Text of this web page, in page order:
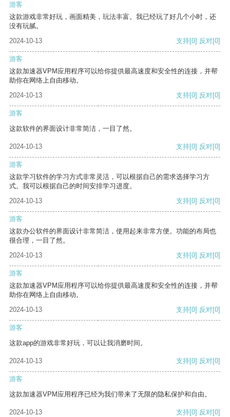
游客
这款游戏非常好玩，画面精美，玩法丰富。我已经玩了好几个小时，还
没有玩腻。
2024-10-13
支持[0] 反对[0]
游客
这款加速器VPM应用程序可以给你提供最高速度和安全性的连接，并帮
助你在网络上自由移动。
2024-10-13
支持[0] 反对[0]
游客
这款软件的界面设计非常简洁，一目了然。
2024-10-13 支持[0] 反对[0]
游客
这款学习软件的学习方式非常灵活，可以根据自己的需求选择学习方
式。我可以根据自己的时间安排学习进度。
2024-10-13
支持[0] 反对[0]
游客
这款办公软件的界面设计非常简洁，使用起来非常方便。功能的布局也
很合理，一目了然。
2024-10-13
支持[0] 反对[0]
游客
这款加速器VPM应用程序可以给你提供最高速度和安全性的连接，并帮
助你在网络上自由移动。
2024-10-13
支持[0] 反对[0]
游客
这款app的游戏非常好玩，可以让我消磨时间。
2024-10-13 支持[0] 反对[0]
游客
这款加速器VPM应用程序已经为我们带来了无限的隐私保护和自由。
2024-10-13 支持[0] 反对[0]